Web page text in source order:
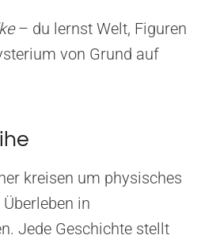
– du lernst Welt, Figuren
von Grund auf
kreisen um physisches
in
Jede Geschichte stellt